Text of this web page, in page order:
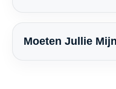
Moeten Jullie